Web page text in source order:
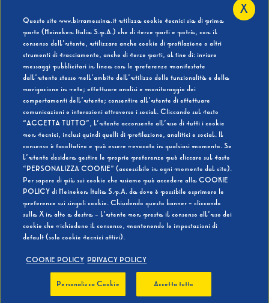
Hai compiuto 18 Anni?
SI NO
BEVI RESPONSABILMENTE
Questo sito www.birramessina.it utilizza cookie tecnici sia di prima
parte (Heineken Italia S.p.A.) che di terze parti e potrà, con il
consenso dell’utente, utilizzare anche cookie di profilazione o altri
strumenti di tracciamento, anche di terze parti, al fine di: inviare
messaggi pubblicitari in linea con le preferenze manifestate
dall’utente stesso nell’ambito dell’utilizzo delle funzionalità e della
navigazione in rete; effettuare analisi e monitoraggio dei
comportamenti dell’utente; consentire all’utente di effettuare
comunicazioni e interazioni attraverso i social. Cliccando sul tasto
“ACCETTA TUTTO”, l’utente acconsente all’uso di tutti i cookie
non tecnici, inclusi quindi quelli di profilazione, analitici e social. Il
consenso è facoltativo e può essere revocato in qualsiasi momento. Se
l’utente desidera gestire le proprie preferenze può cliccare sul tasto
“PERSONALIZZA COOKIE” (accessibile in ogni momento dal sito).
Per sapere di più sui cookie che usiamo può accedere alla COOKIE
POLICY di Heineken Italia S.p.A. da dove è possibile esprimere le
preferenze sui singoli cookie. Chiudendo questo banner - cliccando
sulla X in alto a destra - l’utente non presta il consenso all’uso dei
cookie che richiedono il consenso, mantenendo le impostazioni di
default (solo cookie tecnici attivi).
COOKIE POLICY PRIVACY POLICY
Personalizza Cookie Accetta tutto
X